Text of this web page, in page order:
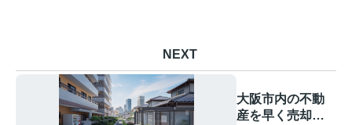
NEXT
大阪市内の不動
産を早く売却し